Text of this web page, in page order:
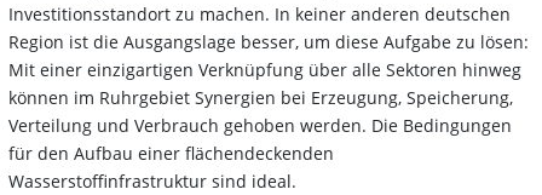
Investitionsstandort zu machen. In keiner anderen deutschen
Region ist die Ausgangslage besser, um diese Aufgabe zu lösen:
Mit einer einzigartigen Verknüpfung über alle Sektoren hinweg
können im Ruhrgebiet Synergien bei Erzeugung, Speicherung,
Verteilung und Verbrauch gehoben werden. Die Bedingungen
für den Aufbau einer flächendeckenden
Wasserstoffinfrastruktur sind ideal.